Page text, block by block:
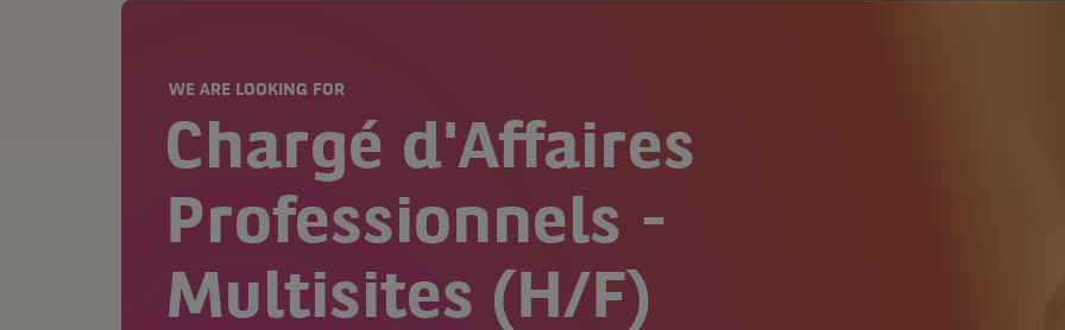
WE ARE LOOKING FOR
Chargé d'Affaires
Professionnels -
Multisites (H/F)